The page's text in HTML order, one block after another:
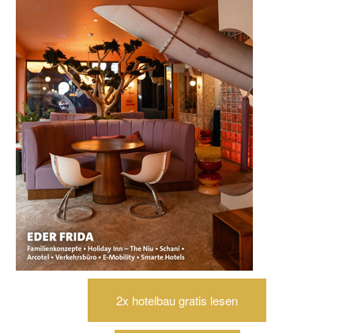
2x hotelbau gratis lesen